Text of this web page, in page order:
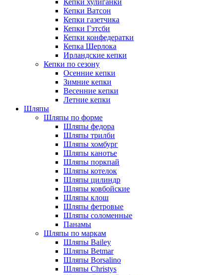
Кепки хулиганки
Кепки Ватсон
Кепки газетчика
Кепки Гэтсби
Кепки конфедератки
Кепка Шерлока
Ирландские кепки
Кепки по сезону
Осенние кепки
Зимние кепки
Весенние кепки
Летние кепки
Шляпы
Шляпы по форме
Шляпы федора
Шляпы трилби
Шляпы хомбург
Шляпы канотье
Шляпы поркпай
Шляпы котелок
Шляпы цилиндр
Шляпы ковбойские
Шляпы клош
Шляпы фетровые
Шляпы соломенные
Панамы
Шляпы по маркам
Шляпы Bailey
Шляпы Betmar
Шляпы Borsalino
Шляпы Christys